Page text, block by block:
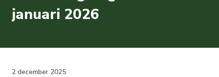
Over ZES
januari 2026
2 december 2025